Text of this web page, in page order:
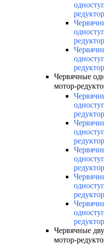
Червячные
мотор-
Червячные
мотор-